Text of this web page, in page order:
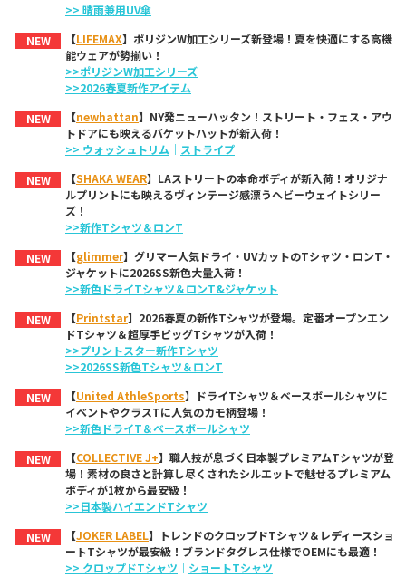
>> 晴雨兼用UV傘
NEW
【LIFEMAX】ポリジンW加工シリーズ新登場！夏を快適にする高機
能ウェアが勢揃い！
>>ポリジンW加工シリーズ
>>2026春夏新作アイテム
NEW
【newhattan】NY発ニューハッタン！ストリート・フェス・アウ
トドアにも映えるバケットハットが新入荷！
>> ウォッシュトリム ｜ ストライプ
NEW
【SHAKA WEAR】LAストリートの本命ボディが新入荷！オリジナ
ルプリントにも映えるヴィンテージ感漂うヘビーウェイトシリー
ズ！
>>新作Tシャツ＆ロンT
NEW
【glimmer】グリマー人気ドライ・UVカットのTシャツ・ロンT・
ジャケットに2026SS新色大量入荷！
>>新色ドライTシャツ＆ロンT&ジャケット
NEW
【Printstar】2026春夏の新作Tシャツが登場。定番オープンエン
ドTシャツ＆超厚手ビッグTシャツが入荷！
>>プリントスター新作Tシャツ
>>2026SS新色Tシャツ＆ロンT
NEW
【United AthleSports】ドライTシャツ＆ベースボールシャツに
イベントやクラスTに人気のカモ柄登場！
>>新色ドライT＆ベースボールシャツ
NEW
【COLLECTIVE J+】職人技が息づく日本製プレミアムTシャツが登
場！素材の良さと計算し尽くされたシルエットで魅せるプレミアム
ボディが1枚から最安級！
>>日本製ハイエンドTシャツ
NEW
【JOKER LABEL】トレンドのクロップドTシャツ＆レディースショ
ートTシャツが最安級！ブランドタグレス仕様でOEMにも最適！
>> クロップドTシャツ ｜ ショートTシャツ